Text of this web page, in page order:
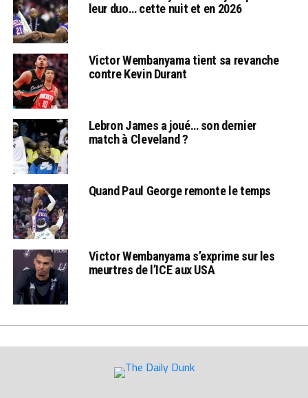
leur duo… cette nuit et en 2026
Victor Wembanyama tient sa revanche
contre Kevin Durant
Lebron James a joué… son dernier
match à Cleveland ?
Quand Paul George remonte le temps
Victor Wembanyama s’exprime sur les
meurtres de l’ICE aux USA